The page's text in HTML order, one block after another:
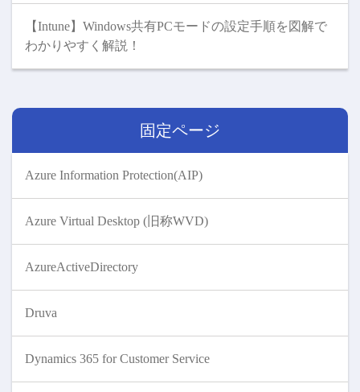
【Intune】Windows共有PCモードの設定手順を図解で
わかりやすく解説！
固定ページ
Azure Information Protection(AIP)
Azure Virtual Desktop (旧称WVD)
AzureActiveDirectory
Druva
Dynamics 365 for Customer Service